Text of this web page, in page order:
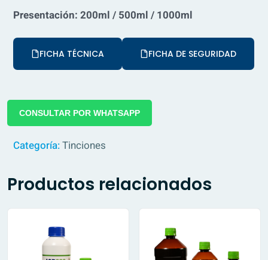
Presentación: 200ml / 500ml / 1000ml
FICHA TÉCNICA FICHA DE SEGURIDAD
CONSULTAR POR WHATSAPP
Categoría:Tinciones
Productos relacionados